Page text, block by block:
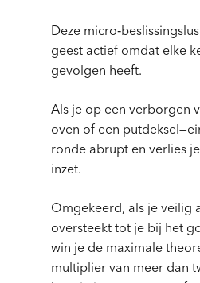
Deze
geest actief omdat elke
gevolgen heeft.
Als je op een verborgen
oven of een
ronde abrupt en verlies
inzet.
Omgekeerd, als je veilig
oversteekt tot je bij het
win je de maximale
multiplier van meer dan